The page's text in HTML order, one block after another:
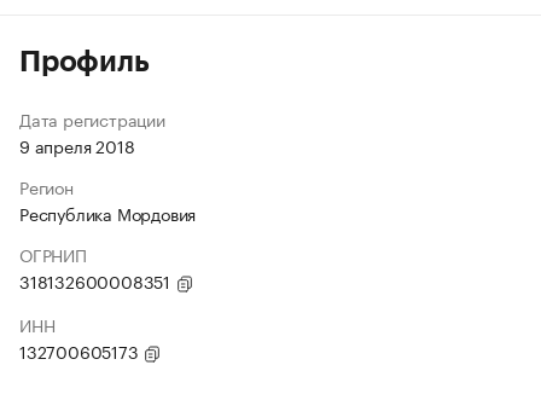
Профиль
Дата регистрации
9 апреля 2018
Регион
Республика Мордовия
ОГРНИП
318132600008351
ИНН
132700605173